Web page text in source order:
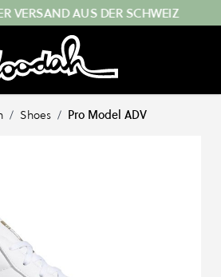
VERSAND AUS DER SCHWEIZ
/ Shoes / Pro Model ADV